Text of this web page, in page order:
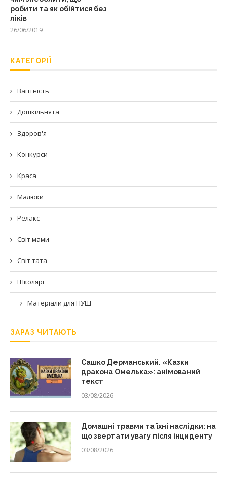
робити та як обійтися без
ліків
26/06/2019
КАТЕГОРІЇ
Вагітність
Дошкільнята
Здоров'я
Конкурси
Краса
Малюки
Релакс
Світ мами
Світ тата
Школярі
Матеріали для НУШ
ЗАРАЗ ЧИТАЮТЬ
Сашко Дерманський. «Казки
дракона Омелька»: анімований
текст
03/08/2026
Домашні травми та їхні наслідки: на
що звертати увагу після інциденту
03/08/2026